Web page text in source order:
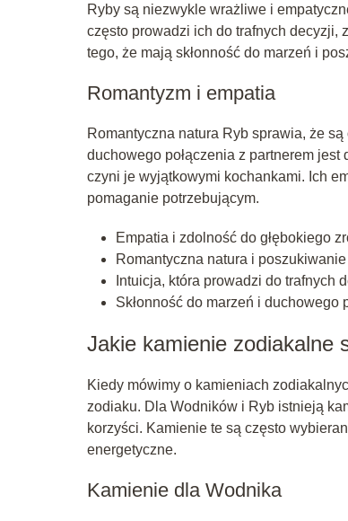
Ryby są niezwykle wrażliwe i
często prowadzi ich do trafnych decyzji,
tego, że mają skłonność do marzeń i
Romantyzm i empatia
Romantyczna natura Ryb sprawia, że
duchowego połączenia z partnerem
czyni je wyjątkowymi kochankami. Ich
pomaganie potrzebującym.
Empatia i zdolność do głębokiego
Romantyczna natura i
Intuicja, która prowadzi do trafnych
Skłonność do marzeń i duchowego
Jakie kamienie zodiakalne
Kiedy mówimy o kamieniach
zodiaku. Dla Wodników i Ryb istnieją
korzyści. Kamienie te są często
energetyczne.
Kamienie dla Wodnika